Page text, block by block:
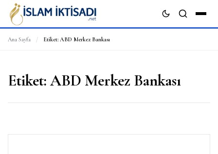
Ana Sayfa / Etiket: ABD Merkez Bankası
Etiket:ABD Merkez Bankası